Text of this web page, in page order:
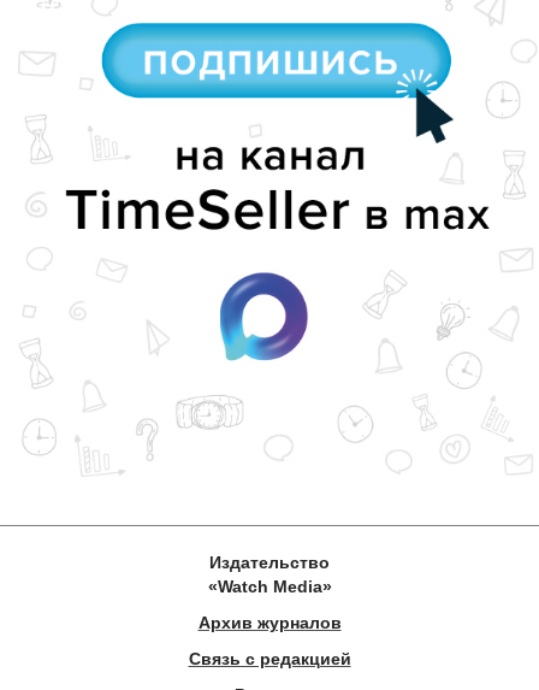
Издательство
«Watch Media»
Архив журналов
Связь с редакцией